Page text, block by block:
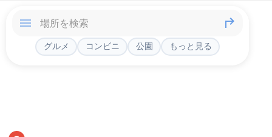
グルメ コンビニ 公園 もっと見る